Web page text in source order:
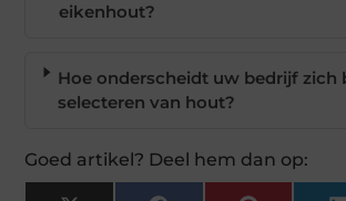
eikenhout?
Hoe onderscheidt uw bedrijf zich
selecteren van hout?
Goed artikel? Deel hem dan op: